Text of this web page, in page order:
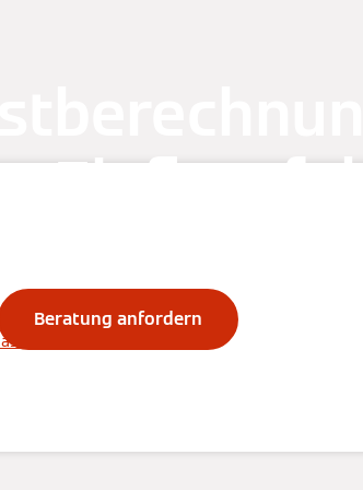
Beratung anfordern